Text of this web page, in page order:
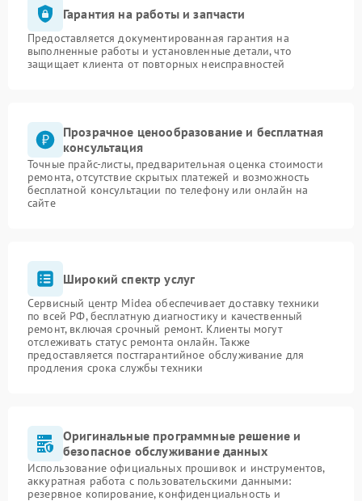
Гарантия на работы и запчасти
Предоставляется документированная гарантия на
выполненные работы и установленные детали, что
защищает клиента от повторных неисправностей
Прозрачное ценообразование и бесплатная
консультация
Точные прайс-листы, предварительная оценка стоимости
ремонта, отсутствие скрытых платежей и возможность
бесплатной консультации по телефону или онлайн на
сайте
Широкий спектр услуг
Сервисный центр Midea обеспечивает доставку техники
по всей РФ, бесплатную диагностику и качественный
ремонт, включая срочный ремонт. Клиенты могут
отслеживать статус ремонта онлайн. Также
предоставляется постгарантийное обслуживание для
продления срока службы техники
Оригинальные программные решение и
безопасное обслуживание данных
Использование официальных прошивок и инструментов,
аккуратная работа с пользовательскими данными:
резервное копирование, конфиденциальность и